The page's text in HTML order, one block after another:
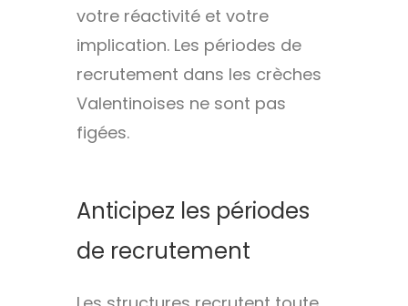
votre réactivité et votre
implication. Les périodes de
recrutement dans les crèches
Valentinoises ne sont pas
figées.
Anticipez les périodes
de recrutement